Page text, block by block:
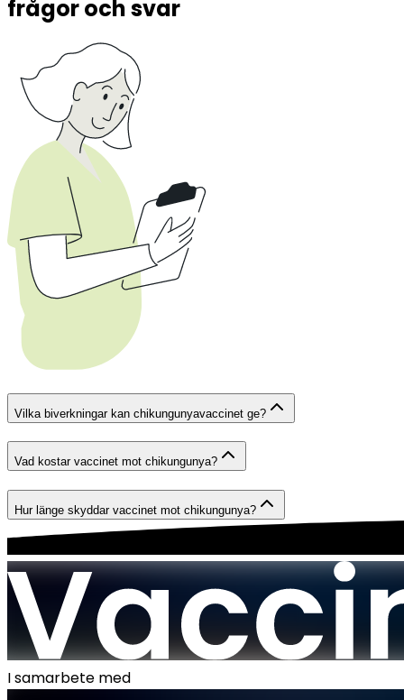
frågor och svar
Vilka biverkningar kan chikungunyavaccinet ge?
Vad kostar vaccinet mot chikungunya?
Hur länge skyddar vaccinet mot chikungunya?
I samarbete med